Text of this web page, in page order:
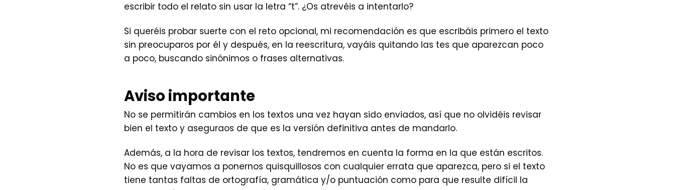
escribir todo el relato sin usar la letra “t”. ¿Os atrevéis a intentarlo?
Si queréis probar suerte con el reto opcional, mi recomendación es que escribáis primero el texto
sin preocuparos por él y después, en la reescritura, vayáis quitando las tes que aparezcan poco
a poco, buscando sinónimos o frases alternativas.
Aviso importante
No se permitirán cambios en los textos una vez hayan sido enviados, así que no olvidéis revisar
bien el texto y aseguraos de que es la versión definitiva antes de mandarlo.
Además, a la hora de revisar los textos, tendremos en cuenta la forma en la que están escritos.
No es que vayamos a ponernos quisquillosos con cualquier errata que aparezca, pero si el texto
tiene tantas faltas de ortografía, gramática y/o puntuación como para que resulte difícil la